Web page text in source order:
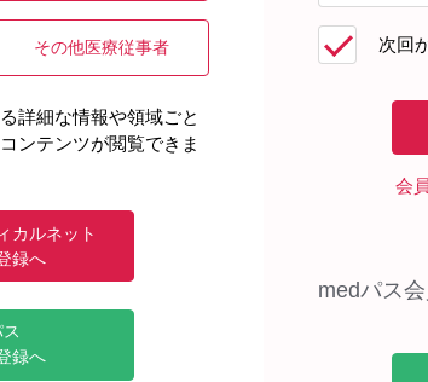
ルインフォメーションセンターにお問い合わせく
れる情報（先生からのご質問、ご意見、ご提案
い）を除き、機密の取扱いをしておりません。
て、利用規約に定める利用条件をお守りください
その他医療従事者
詳細な情報や領域ごと
ンテンツが閲覧できま
カルネット
録へ
録へ
次回
会
medパス